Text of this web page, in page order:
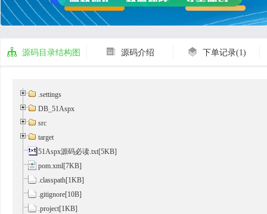
 源码目录结构图  源码介绍  下单记录(1)
.settings
DB_51Aspx
src
target
51Aspx源码必读.txt[5KB]
pom.xml[7KB]
.classpath[1KB]
.gitignore[10B]
.project[1KB]